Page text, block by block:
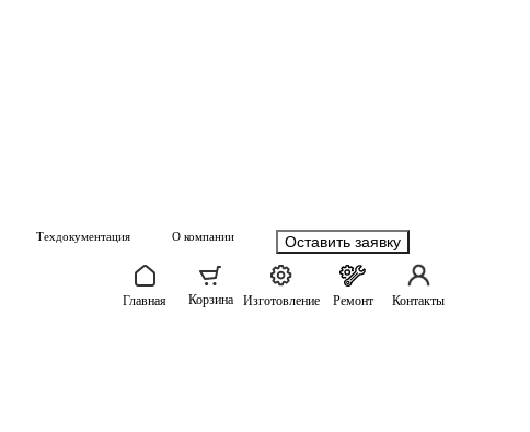
Техдокументация О компании Оставить заявку
Главная Корзина Изготовление Ремонт Контакты